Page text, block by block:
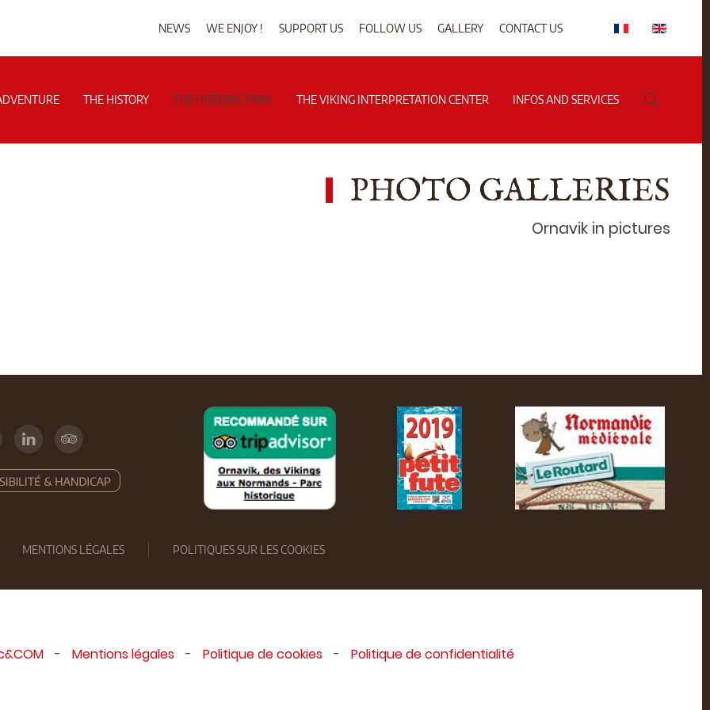
NEWS WE ENJOY ! SUPPORT US FOLLOW US GALLERY CONTACT US
THE HISTORY THE HISTORIC PARK THE VIKING INTERPRETATION CENTER INFOS AND SERVICES
PHOTO GALLERIES
Ornavik in pictures
MENTIONS LÉGALES POLITIQUES SUR LES COOKIES
- Mentions légales - Politique de cookies - Politique de confidentialité